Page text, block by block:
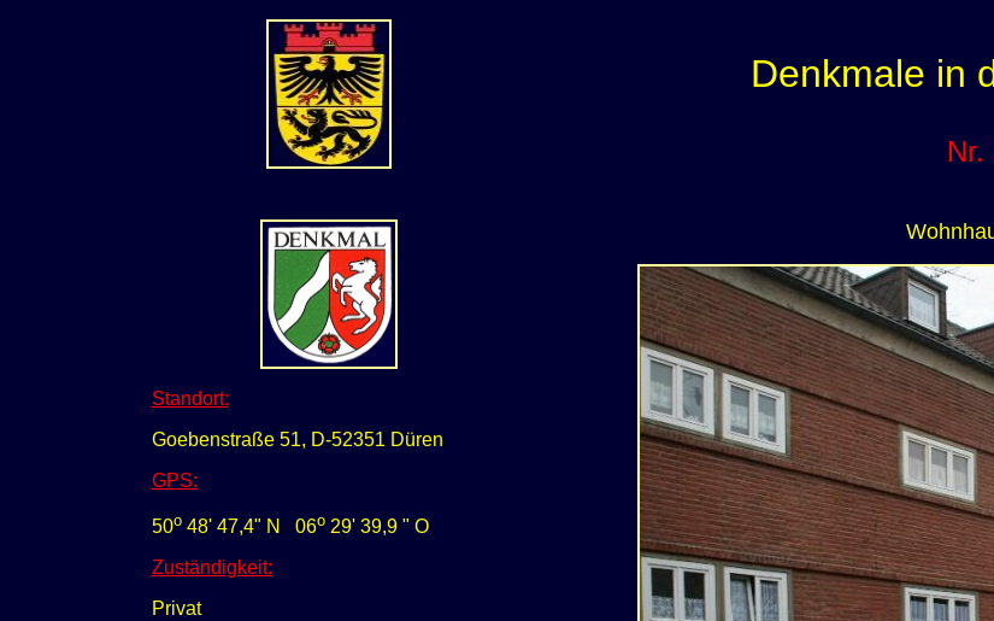
Denkmale in
Nr.
Standort:
Goebenstraße 51, D-52351 Düren
GPS:
50o 48' 47,4" N 06o 29' 39,9 " O
Zuständigkeit:
Privat